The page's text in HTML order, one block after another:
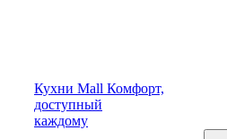
Кухни Mall Комфорт,
доступный
каждому